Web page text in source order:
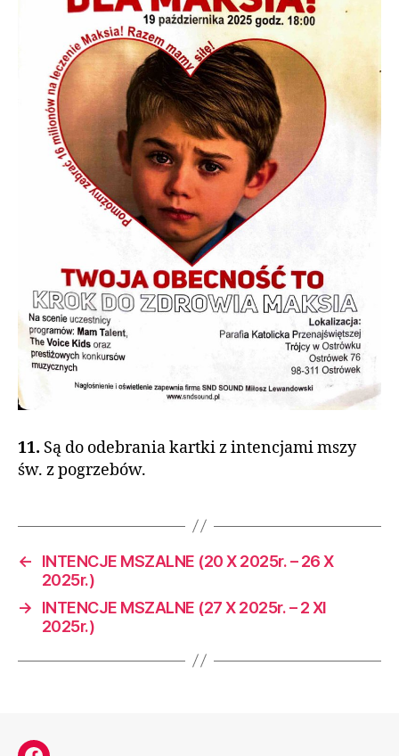
11. Są do odebrania kartki z intencjami mszy
św. z pogrzebów.
←
INTENCJE MSZALNE (20 X 2025r. – 26 X
2025r.)
→
INTENCJE MSZALNE (27 X 2025r. – 2 XI
2025r.)